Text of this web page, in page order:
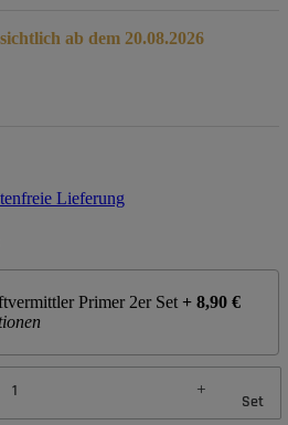
ab dem 20.08.2026
Lieferung
Primer 2er Set + 8,90 €
Set